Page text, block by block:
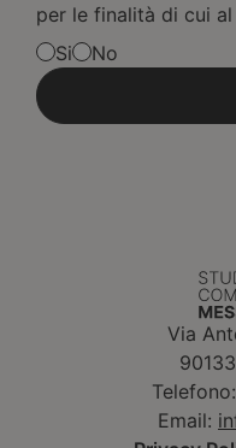
per le finalità di cui
Si
No
Via
Telefono:
Email: